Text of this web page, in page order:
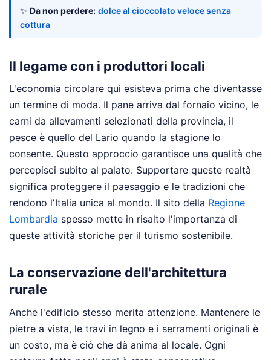
✨ Da non perdere: dolce al cioccolato veloce senza
cottura
Il legame con i produttori locali
L'economia circolare qui esisteva prima che diventasse
un termine di moda. Il pane arriva dal fornaio vicino, le
carni da allevamenti selezionati della provincia, il
pesce è quello del Lario quando la stagione lo
consente. Questo approccio garantisce una qualità che
percepisci subito al palato. Supportare queste realtà
significa proteggere il paesaggio e le tradizioni che
rendono l'Italia unica al mondo. Il sito della Regione
Lombardia spesso mette in risalto l'importanza di
queste attività storiche per il turismo sostenibile.
La conservazione dell'architettura
rurale
Anche l'edificio stesso merita attenzione. Mantenere le
pietre a vista, le travi in legno e i serramenti originali è
un costo, ma è ciò che dà anima al locale. Ogni